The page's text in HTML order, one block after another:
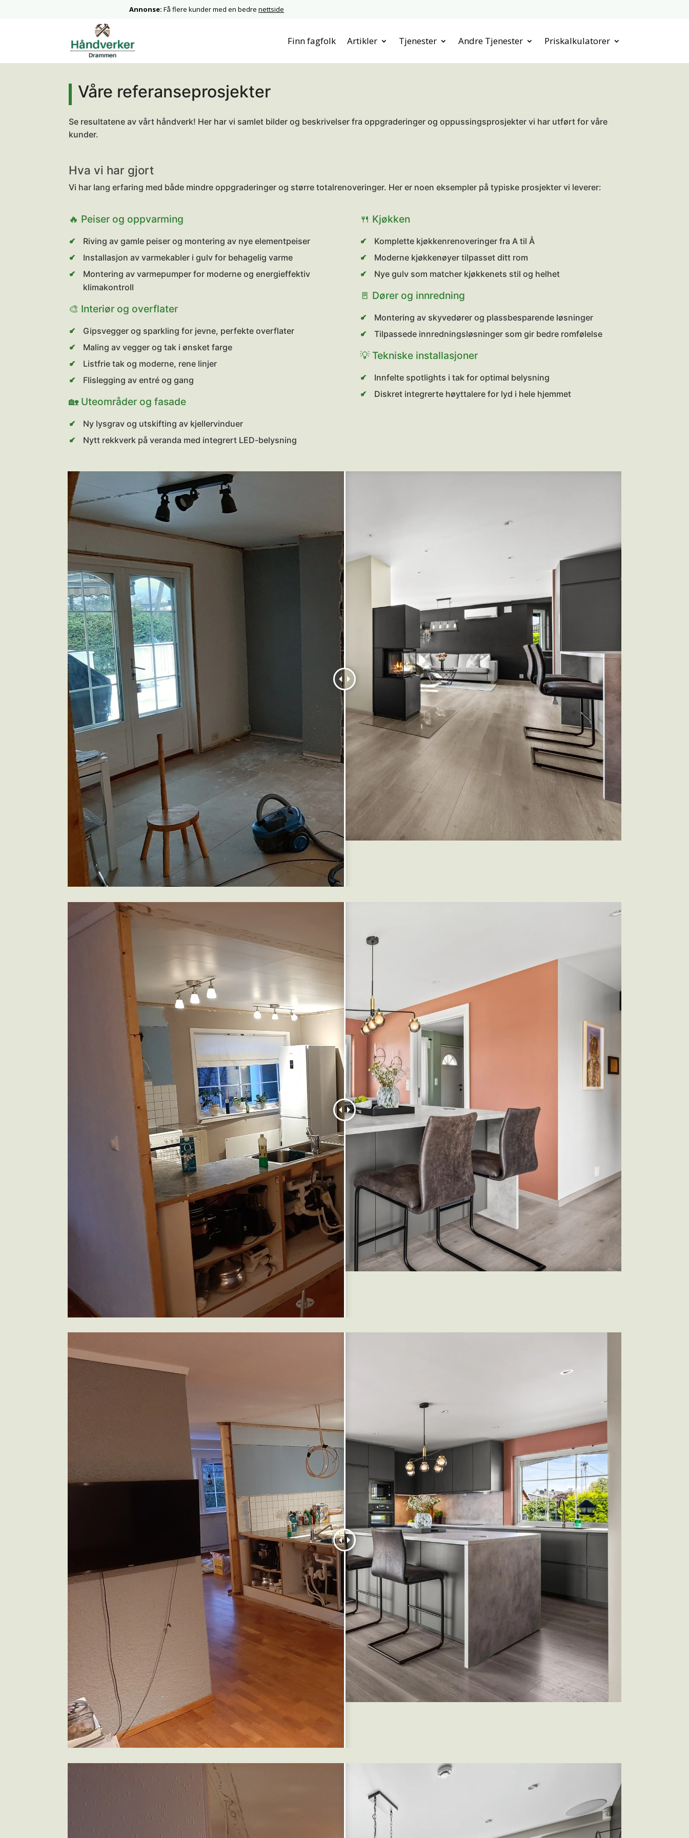
Annonse:Få flere kunder med en bedrenettside
Finn fagfolk Artikler Tjenester Andre Tjenester Priskalkulatorer
Våre referanseprosjekter
Se resultatene av vårt håndverk! Her har vi samlet bilder og beskrivelser fra oppgraderinger og oppussingsprosjekter vi har utført for våre
kunder.
Hva vi har gjort
Vi har lang erfaring med både mindre oppgraderinger og større totalrenoveringer. Her er noen eksempler på typiske prosjekter vi leverer:
🔥 Peiser og oppvarming
Riving av gamle peiser og montering av nye elementpeiser
Installasjon av varmekabler i gulv for behagelig varme
Montering av varmepumper for moderne og energieffektiv
klimakontroll
🎨 Interiør og overflater
Gipsvegger og sparkling for jevne, perfekte overflater
Maling av vegger og tak i ønsket farge
Listfrie tak og moderne, rene linjer
Flislegging av entré og gang
🏡 Uteområder og fasade
Ny lysgrav og utskifting av kjellervinduer
Nytt rekkverk på veranda med integrert LED-belysning
🍴 Kjøkken
Komplette kjøkkenrenoveringer fra A til Å
Moderne kjøkkenøyer tilpasset ditt rom
Nye gulv som matcher kjøkkenets stil og helhet
🚪 Dører og innredning
Montering av skyvedører og plassbesparende løsninger
Tilpassede innredningsløsninger som gir bedre romfølelse
💡 Tekniske installasjoner
Innfelte spotlights i tak for optimal belysning
Diskret integrerte høyttalere for lyd i hele hjemmet